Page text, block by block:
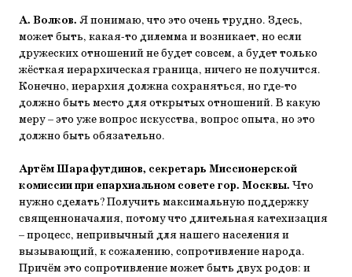
А. Волков. Я понимаю, что это очень трудно. Здесь,
может быть, какая-то дилемма и возникает, но если
дружеских отношений не будет совсем, а будет только
жёсткая иерархическая граница, ничего не получится.
Конечно, иерархия должна сохраняться, но где-то
должно быть место для открытых отношений. В какую
меру – это уже вопрос искусства, вопрос опыта, но это
должно быть обязательно.
Артём Шарафутдинов, секретарь Миссионерской
комиссии при епархиальном совете гор. Москвы. Что
нужно сделать? Получить максимальную поддержку
священноначалия, потому что длительная катехизация
– процесс, непривычный для нашего населения и
вызывающий, к сожалению, сопротивление народа.
Причём это сопротивление может быть двух родов: и